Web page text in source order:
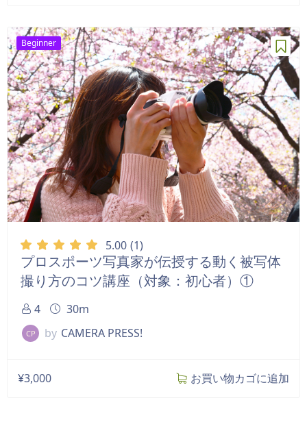
Beginner
5.00 (1)
プロスポーツ写真家が伝授する動く被写体
撮り方のコツ講座（対象：初心者）①
4 30m
CP by CAMERA PRESS!
¥3,000 お買い物カゴに追加